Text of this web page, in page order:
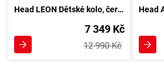
Head LEON Dětské kolo, černá
7 349 Kč
12 990 Kč